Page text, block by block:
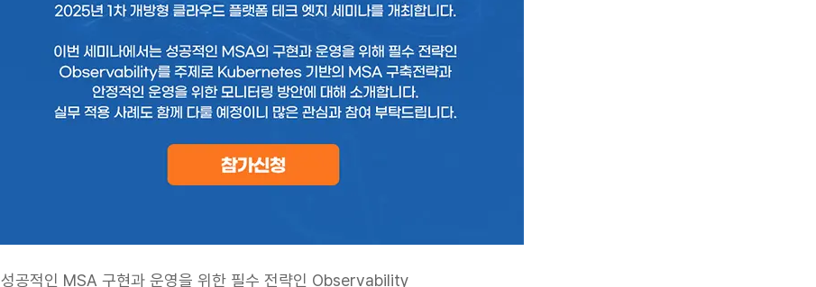
성공적인 MSA 구현과 운영을 위한 필수 전략인 Observability